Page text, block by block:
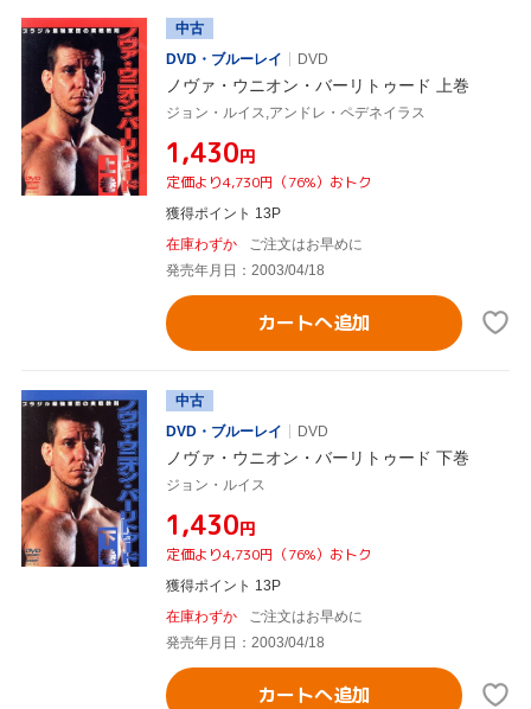
中古
DVD・ブルーレイ
DVD
ノヴァ・ウニオン・バーリトゥード 上巻
ジョン・ルイス,アンドレ・ペデネイラス
¥1,430円
定価より4,730円（76%）おトク
獲得ポイント 13P
在庫わずか
ご注文はお早めに
発売年月日：2003/04/18
カートへ追加
中古
DVD・ブルーレイ
DVD
ノヴァ・ウニオン・バーリトゥード 下巻
ジョン・ルイス
¥1,430円
定価より4,730円（76%）おトク
獲得ポイント 13P
在庫わずか
ご注文はお早めに
発売年月日：2003/04/18
カートへ追加